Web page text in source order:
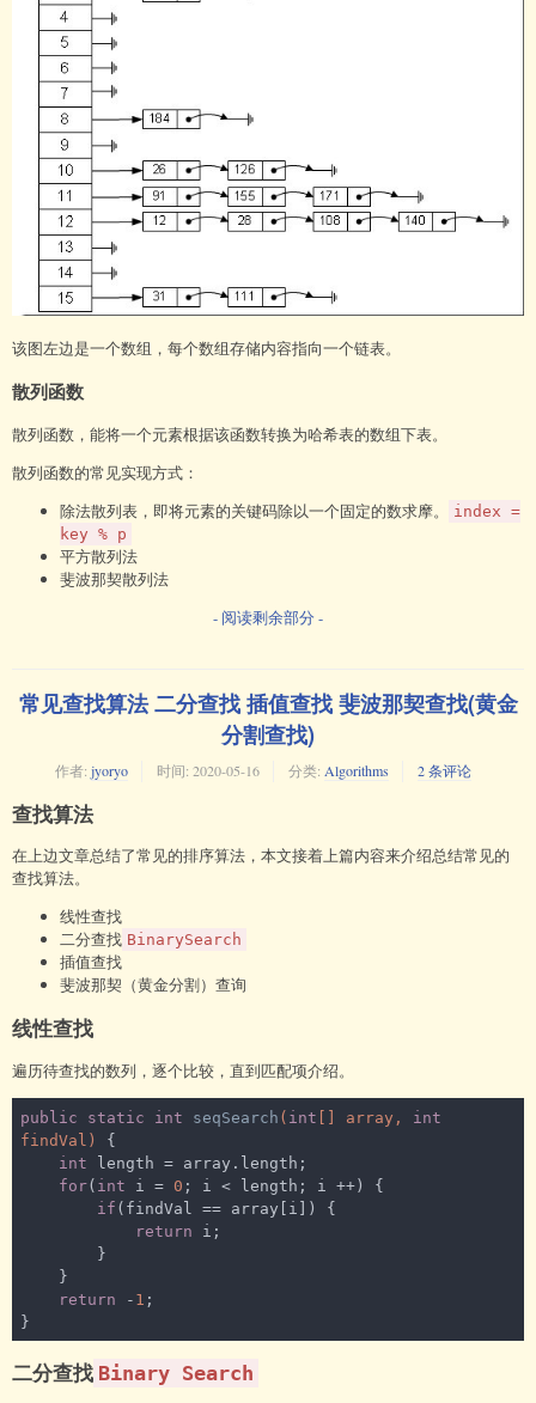
该图左边是一个数组，每个数组存储内容指向一个链表。
散列函数
散列函数，能将一个元素根据该函数转换为哈希表的数组下表。
散列函数的常见实现方式：
除法散列表，即将元素的关键码除以一个固定的数求摩。
index =
key % p
平方散列法
斐波那契散列法
- 阅读剩余部分 -
常见查找算法 二分查找 插值查找 斐波那契查找(黄金
分割查找)
作者: jyoryo 时间: 2020-05-16 分类: Algorithms 2 条评论
查找算法
在上边文章总结了常见的排序算法，本文接着上篇内容来介绍总结常见的
查找算法。
线性查找
二分查找 BinarySearch
插值查找
斐波那契（黄金分割）查询
线性查找
遍历待查找的数列，逐个比较，直到匹配项介绍。
public static int seqSearch ( int [] array, int
findVal)
{
int length = array.length;
for( int i = 0 ; i < length; i ++) {
if (findVal == array[i]) {
return i;
return - 1 ;
}
二分查找 Binary Search